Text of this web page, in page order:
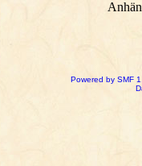
Powered by SMF